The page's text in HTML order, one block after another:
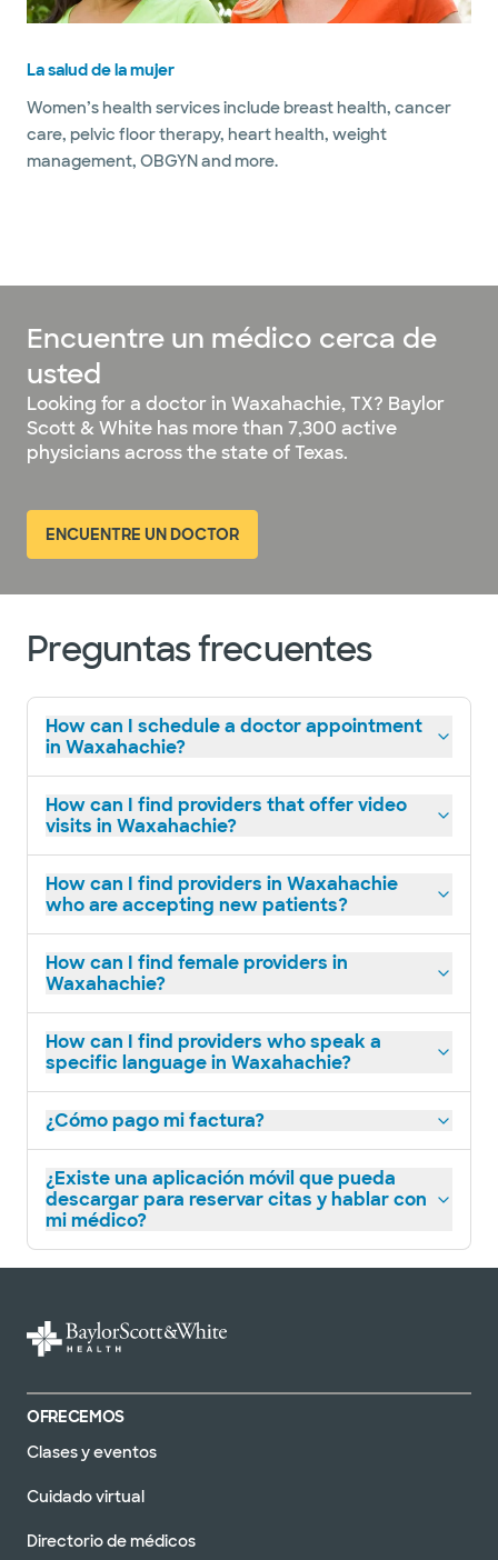
La salud de la mujer
Women’s health services include breast health, cancer
care, pelvic floor therapy, heart health, weight
management, OBGYN and more.
Encuentre un médico cerca de
usted
Looking for a doctor in Waxahachie, TX? Baylor
Scott & White has more than 7,300 active
physicians across the state of Texas.
ENCUENTRE UN DOCTOR
Preguntas frecuentes
How can I schedule a doctor appointment
in Waxahachie?
How can I find providers that offer video
visits in Waxahachie?
How can I find providers in Waxahachie
who are accepting new patients?
How can I find female providers in
Waxahachie?
How can I find providers who speak a
specific language in Waxahachie?
¿Cómo pago mi factura?
¿Existe una aplicación móvil que pueda
descargar para reservar citas y hablar con
mi médico?
OFRECEMOS
Clases y eventos
Cuidado virtual
Directorio de médicos